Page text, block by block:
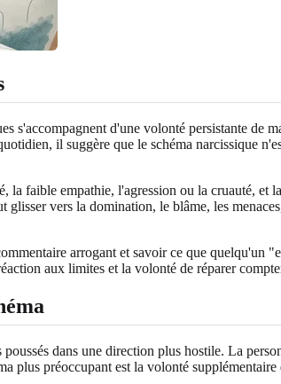
s'accompagnent d'une volonté persistante
il suggère que le schéma narcissique
faible empathie, l'agression ou la cruauté, et
vers la domination, le blâme, les
arrogant et savoir ce que quelqu'un
aux limites et la volonté de réparer
dans une direction plus hostile. La
plus préoccupant est la volonté